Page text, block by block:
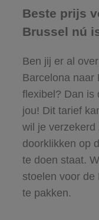
Beste prijs
Brussel nú
Ben jij er al
Barcelona naar
flexibel? Dan is
jou! Dit tarief
wil je verzekerd
doorklikken op
te doen staat.
stoelen voor de
te pakken.